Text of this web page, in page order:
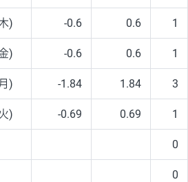
) -0.6 0.6 1
) -0.6 0.6 1
) -1.84 1.84 3
) -0.69 0.69 1
0
0